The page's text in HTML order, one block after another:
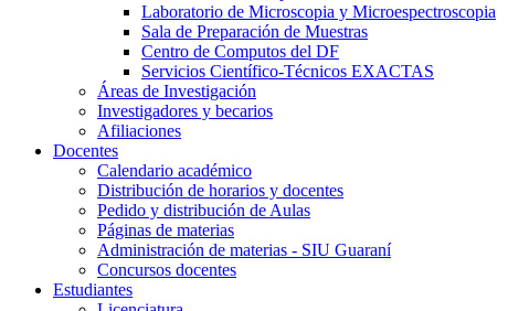
Laboratorio de Microscopia y Microespectroscopia
Sala de Preparación de Muestras
Centro de Computos del DF
Servicios Científico-Técnicos EXACTAS
Áreas de Investigación
Investigadores y becarios
Afiliaciones
Docentes
Calendario académico
Distribución de horarios y docentes
Pedido y distribución de Aulas
Páginas de materias
Administración de materias - SIU Guaraní
Concursos docentes
Estudiantes